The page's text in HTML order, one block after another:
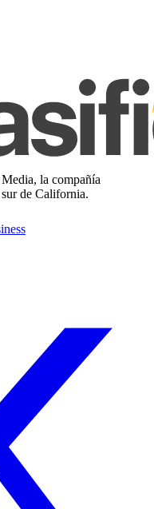
la compañía
de California.